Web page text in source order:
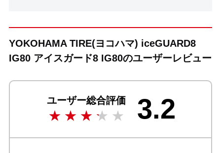
YOKOHAMA TIRE(ヨコハマ) iceGUARD8
IG80 アイスガード8 IG80のユーザーレビュー
ユーザー総合評価 3.2